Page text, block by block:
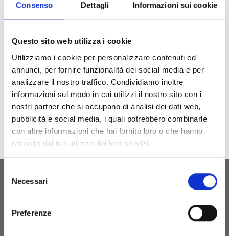
Consenso Dettagli Informazioni sui cookie
Questo sito web utilizza i cookie
Utilizziamo i cookie per personalizzare contenuti ed
annunci, per fornire funzionalità dei social media e per
analizzare il nostro traffico. Condividiamo inoltre
informazioni sul modo in cui utilizzi il nostro sito con i
nostri partner che si occupano di analisi dei dati web,
pubblicità e social media, i quali potrebbero combinarle
con altre informazioni che hai fornito loro o che hanno
raccolto dal tuo utilizzo dei loro servizi.
delNecessari
Preferenze
Verificate sempre la normativa del vostro
materiale preveda lo smaltimento
indicato in tabella.
In accordance with the provisions of your
municipality.
Su’entu Agricola srl